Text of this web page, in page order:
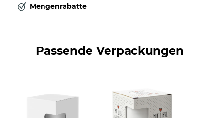
Mengenrabatte
Passende Verpackungen